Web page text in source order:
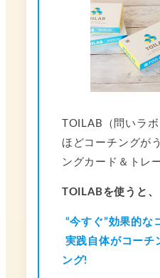
TOILAB（問いラ
ほどコーチングが
ングカード＆トレ
TOILABを使うと、
“今すぐ”効果的な
実践自体がコーチ
ング!